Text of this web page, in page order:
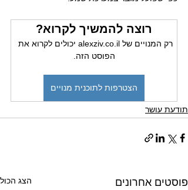
רוצה להמשיך לקרוא?
רק המנויים של alexziv.co.il יכולים לקרוא את
הפוסט הזה.
הצטרפות לתוכנית מנויים
תודעת עושר
פוסטים אחרונים הצג הכול